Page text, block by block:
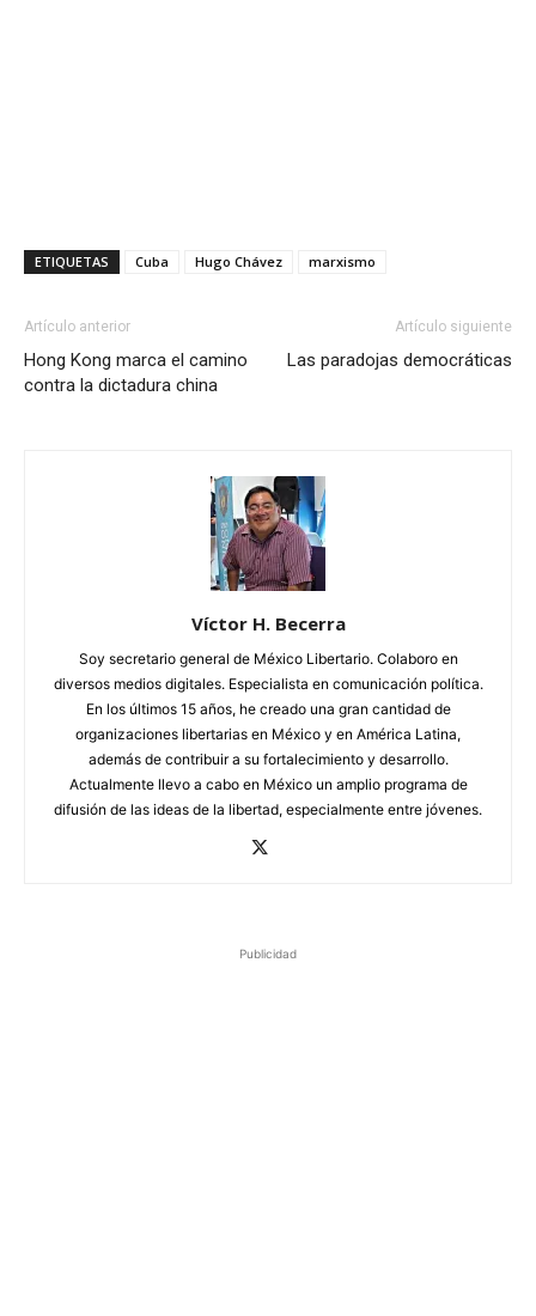
ETIQUETAS Cuba Hugo Chávez marxismo
Artículo anterior
Hong Kong marca el camino
contra la dictadura china
Artículo siguiente
Las paradojas democráticas
Víctor H. Becerra
Soy secretario general de México Libertario. Colaboro en
diversos medios digitales. Especialista en comunicación política.
En los últimos 15 años, he creado una gran cantidad de
organizaciones libertarias en México y en América Latina,
además de contribuir a su fortalecimiento y desarrollo.
Actualmente llevo a cabo en México un amplio programa de
difusión de las ideas de la libertad, especialmente entre jóvenes.
Publicidad